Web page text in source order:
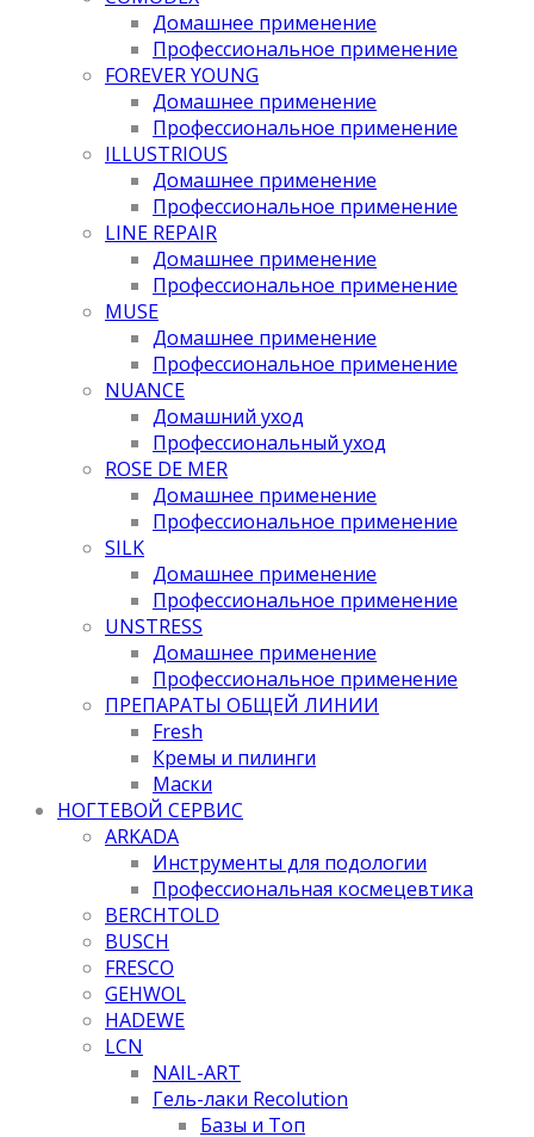
Домашнее применение
Профессиональное применение
FOREVER YOUNG
Домашнее применение
Профессиональное применение
ILLUSTRIOUS
Домашнее применение
Профессиональное применение
LINE REPAIR
Домашнее применение
Профессиональное применение
MUSE
Домашнее применение
Профессиональное применение
NUANCE
Домашний уход
Профессиональный уход
ROSE DE MER
Домашнее применение
Профессиональное применение
SILK
Домашнее применение
Профессиональное применение
UNSTRESS
Домашнее применение
Профессиональное применение
ПРЕПАРАТЫ ОБЩЕЙ ЛИНИИ
Fresh
Кремы и пилинги
Маски
НОГТЕВОЙ СЕРВИС
ARKADA
Инструменты для подологии
Профессиональная космецевтика
BERCHTOLD
BUSCH
FRESCO
GEHWOL
HADEWE
LCN
NAIL-ART
Гель-лаки Recolution
Базы и Топ